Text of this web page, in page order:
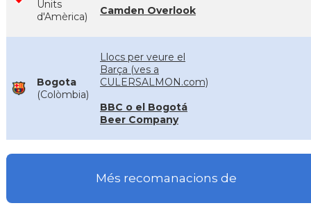
Units
d'Amèrica)
Camden Overlook
Bogota
(Colòmbia)
Llocs per veure el
Barça (ves a
CULERSALMON.com)
BBC o el Bogotá
Beer Company
Més recomanacions de